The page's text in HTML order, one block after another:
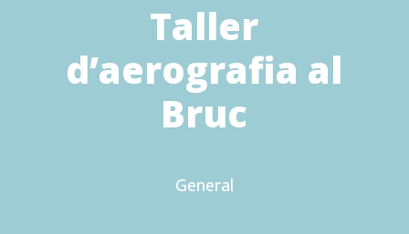
Taller
d’aerografia al
Bruc
General